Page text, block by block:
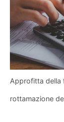
Approfitta della
rottamazione